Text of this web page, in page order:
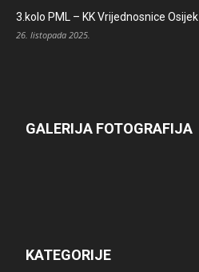
3.kolo PML – KK Vrijednosnice
26. listopada 2025.
GALERIJA FOTOGRAFIJA
KATEGORIJE